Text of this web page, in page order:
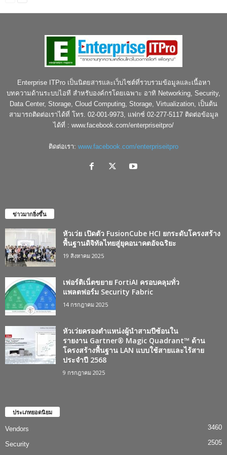
Enterprise ITPro เป็นนิตยสารและเว็บไซต์ที่รวบรวมข้อมูลและเนื้อหา
บทความด้านระบบไอที สำหรับองค์กรโดยเฉพาะ อาทิ Networking, Security,
Data Center, Storage, Cloud Computing, Storage, Virtualization, เป็นต้น
สามารถติดต่อเราได้ที่ โทร. 02-001-9973, แฟกซ์ 02-277-5117 ติดต่อข้อมูล
ได้ที่ : www.facebook.com/enterpriseitpro/
ติดต่อเรา: www.facebook.com/enterpriseitpro
ข่าวมากยิ่งขึ้น
หัวเว่ย เปิดตัว FusionCube HCI ยกระดับโครงสร้าง
พื้นฐานดิจิทัลไทยสู่ยุคอนาคตอัจฉริยะ
19 สิงหาคม 2025
เฟอร์ติเน็ตขยาย FortiAI ครอบคลุมทั่ว
แพลตฟอร์ม Security Fabric
14 กรกฎาคม 2025
หัวเว่ยครองตำแหน่งผู้นำสามปีซ้อนใน
รายงาน Gartner® Magic Quadrant™ ด้าน
โครงสร้างพื้นฐาน LAN แบบใช้สายและไร้สาย
ประจำปี 2568
9 กรกฎาคม 2025
ประเภทยอดนิยม
Vendors 3460
Security
2505